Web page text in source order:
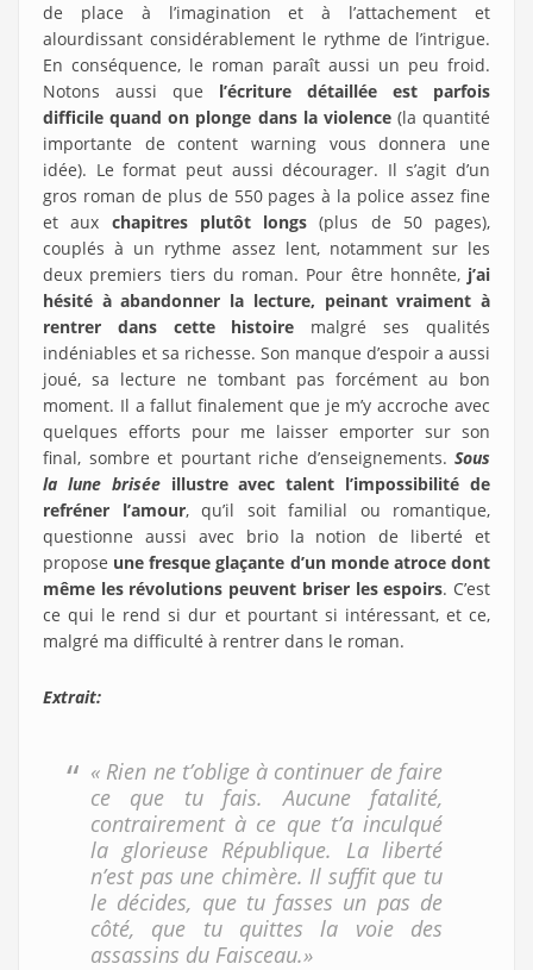
de place à l’imagination et à l’attachement et
alourdissant considérablement le rythme de l’intrigue.
En conséquence, le roman paraît aussi un peu froid.
Notons aussi que l’écriture détaillée est parfois
difficile quand on plonge dans la violence(la quantité
importante de content warning vous donnera une
idée). Le format peut aussi décourager. Il s’agit d’un
gros roman de plus de 550 pages à la police assez fine
et aux chapitres plutôt longs(plus de 50 pages),
couplés à un rythme assez lent, notamment sur les
deux premiers tiers du roman. Pour être honnête, j’ai
hésité à abandonner la lecture, peinant vraiment à
rentrer dans cette histoire malgré ses qualités
indéniables et sa richesse. Son manque d’espoir a aussi
joué, sa lecture ne tombant pas forcément au bon
moment. Il a fallut finalement que je m’y accroche avec
quelques efforts pour me laisser emporter sur son
final, sombre et pourtant riche d’enseignements. Sous
la lune briséeillustre avec talent l’impossibilité de
refréner l’amour, qu’il soit familial ou romantique,
questionne aussi avec brio la notion de liberté et
propose une fresque glaçante d’un monde atroce dont
même les révolutions peuvent briser les espoirs. C’est
ce qui le rend si dur et pourtant si intéressant, et ce,
malgré ma difficulté à rentrer dans le roman.
Extrait:
« Rien ne t’oblige à continuer de faire
ce que tu fais. Aucune fatalité,
contrairement à ce que t’a inculqué
la glorieuse République. La liberté
n’est pas une chimère. Il suffit que tu
le décides, que tu fasses un pas de
côté, que tu quittes la voie des
assassins du Faisceau.»